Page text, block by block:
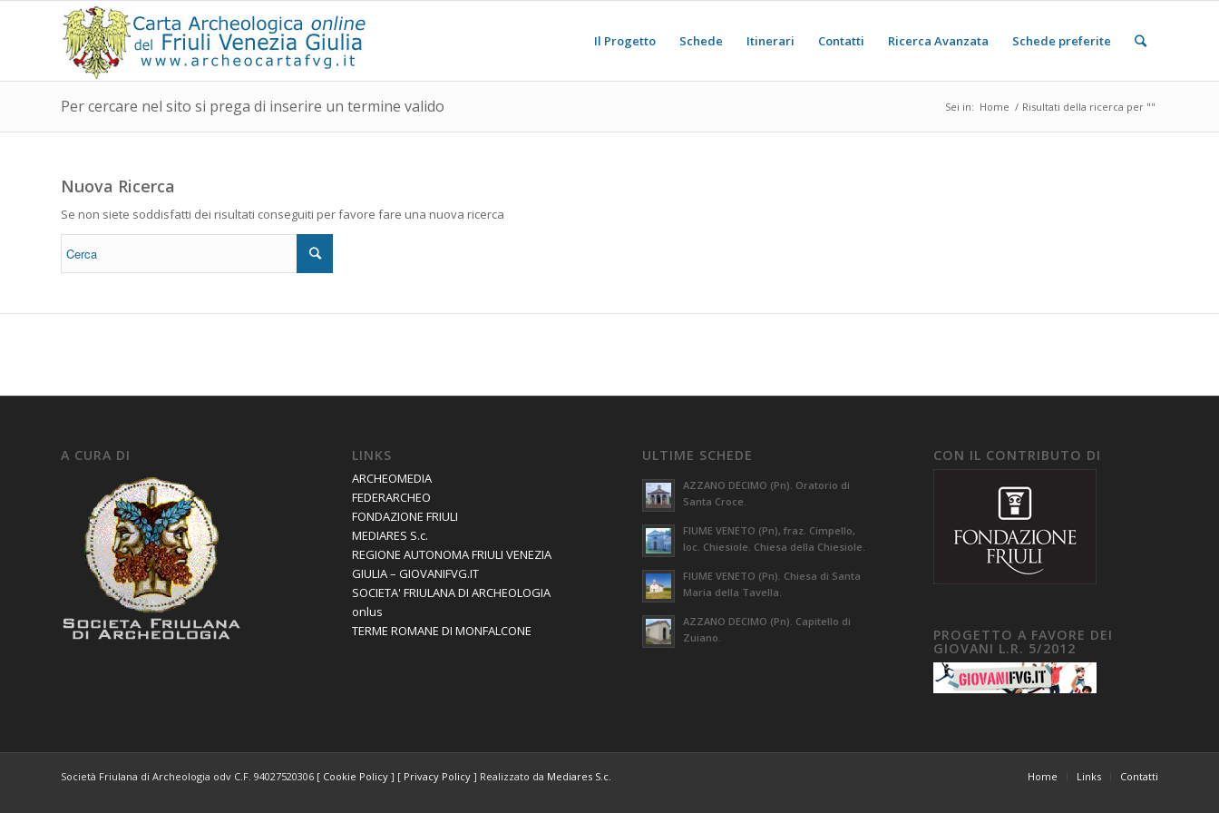
Il Progetto Schede Itinerari Contatti Ricerca Avanzata Schede preferite
Per cercare nel sito si prega di inserire un termine valido Sei in: Home / Risultati della ricerca per ""
Nuova Ricerca
Se non siete soddisfatti dei risultati conseguiti per favore fare una nuova ricerca
A CURA DI LINKS
ARCHEOMEDIA
FEDERARCHEO
FONDAZIONE FRIULI
MEDIARES S.c.
REGIONE AUTONOMA FRIULI VENEZIA
GIULIA – GIOVANIFVG.IT
SOCIETA' FRIULANA DI ARCHEOLOGIA
onlus
TERME ROMANE DI MONFALCONE
ULTIME SCHEDE
AZZANO DECIMO (Pn). Oratorio di
Santa Croce.
FIUME VENETO (Pn), fraz. Cimpello,
loc. Chiesiole. Chiesa della Chiesiole.
FIUME VENETO (Pn). Chiesa di Santa
Maria della Tavella.
AZZANO DECIMO (Pn). Capitello di
Zuiano.
CON IL CONTRIBUTO DI
PROGETTO A FAVORE DEI
GIOVANI L.R. 5/2012
Società Friulana di Archeologia odv C.F. 94027520306 [ Cookie Policy ] [ Privacy Policy ] Realizzato da Mediares S.c. Home Links Contatti